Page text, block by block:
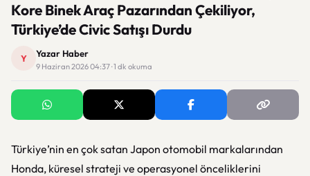
Kore Binek Araç Pazarından Çekiliyor,
Türkiye’de Civic Satışı Durdu
Y Yazar Haber
9 Haziran 2026 04:37 · 1 dk okuma
Türkiye’nin en çok satan Japon otomobil markalarından
Honda, küresel strateji ve operasyonel önceliklerini